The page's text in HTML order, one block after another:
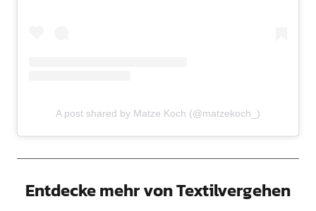
A post shared by Matze Koch (@matzekoch_)
Entdecke mehr von Textilvergehen